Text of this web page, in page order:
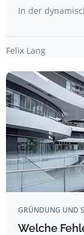
In der
Felix Lang
GRÜNDUNG UND
Welche